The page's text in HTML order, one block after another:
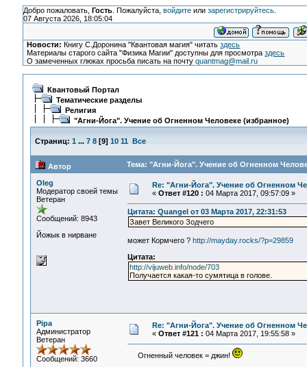
Добро пожаловать, Гость. Пожалуйста, войдитеили зарегистрируйтесь.
07 Августа 2026, 18:05:04
Новости: Книгу С.Доронина "Квантовая магия" читатьздесь
Материалы старого сайта "Физика Магии" доступны для просмотраздесь
О замеченных глюках просьба писать на почтуquantmag@mail.ru
Квантовый Портал
Тематические разделы
Религия
"Агни-Йога". Учение об Огненном Человеке (избранное)
Страниц: 1 ... 7 8[9] 10 11 Все
Автор Тема: "Агни-Йога". Учение об Огненном
Oleg
Модератор своей темы
Ветеран
Сообщений: 8943
Йожык в нирване
Re: "Агни-Йога". Учение об Огненном
« Ответ #120 : 04 Марта 2017, 09:57:09 »
Цитата: Quangel от 03 Марта 2017, 22:31:53
Завет Великого Зодчего
может Кормчего ? http://mayday.rocks/?p=29859
Цитата:
http://vijuweb.info/node/703
Получается какая-то сумятица в голове.
Pipa
Администратор
Ветеран
Сообщений: 3660
Re: "Агни-Йога". Учение об Огненном
« Ответ #121 : 04 Марта 2017, 19:55:58 »
Огненный человек = джин!